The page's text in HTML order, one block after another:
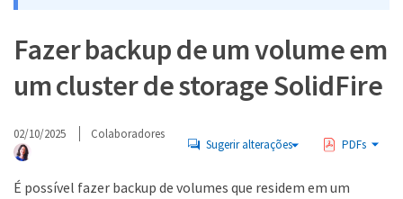
Fazer backup de um volume em
um cluster de storage SolidFire
02/10/2025 Colaboradores
Sugerir alterações PDFs
É possível fazer backup de volumes que residem em um